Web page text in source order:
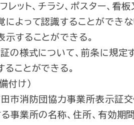
ット、チラシ、ポスター、看
よって認識することができな
することができる。
の様式について、前条に規定
ことができる。
付け）
市消防団協力事業所表示証交
事業所の名称、住所、有効期